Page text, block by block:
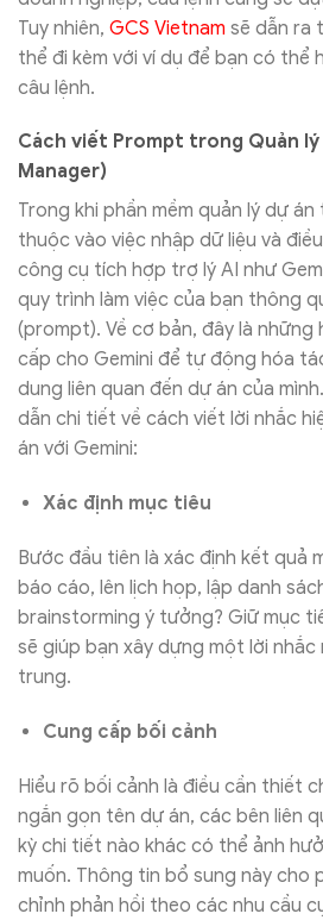
Tuy nhiên, GCS Vietnam sẽ dẫn ra
thể đi kèm với ví dụ để bạn có thể
câu lệnh.
Cách viết Prompt trong Quản
Manager)
Trong khi phần mềm quản lý dự
thuộc vào việc nhập dữ liệu và
công cụ tích hợp trợ lý AI như
quy trình làm việc của bạn thông
(prompt). Về cơ bản, đây là những
cấp cho Gemini để tự động hóa
dung liên quan đến dự án của
dẫn chi tiết về cách viết lời nhắc
án với Gemini:
Xác định mục tiêu
Bước đầu tiên là xác định kết quả
báo cáo, lên lịch họp, lập danh
brainstorming ý tưởng? Giữ mục
sẽ giúp bạn xây dựng một lời
trung.
Cung cấp bối cảnh
Hiểu rõ bối cảnh là điều cần thiết
ngắn gọn tên dự án, các bên liên
kỳ chi tiết nào khác có thể ảnh
muốn. Thông tin bổ sung này cho
chỉnh phản hồi theo các nhu cầu